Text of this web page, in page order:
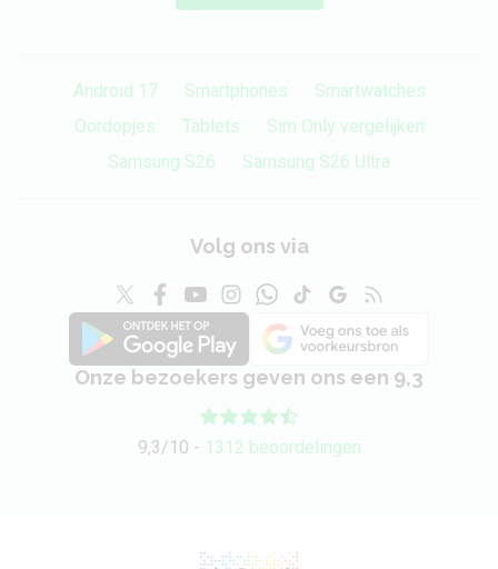
Android 17 Smartphones
Smartwatches
Oordopjes
Tablets
Sim Only vergelijken
Samsung S26
Samsung S26 Ultra
Volg ons via
Onze bezoekers geven ons een 9,3
9,3/10 - 1312 beoordelingen